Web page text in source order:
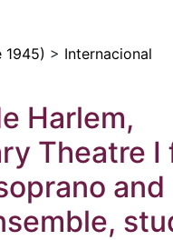
1945) > Internacional
Harlem,
Theatre I
and